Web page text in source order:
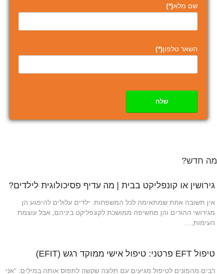
שם מלא(*)
השאר טלפון(*)
שלח
מה חדש?
גירושין או קונפליקט בבית | מה עדיף פסיכולוגית לילדים?
אין תשובה אחת שמתאימה לכל המשפחות. ילדים עלולים להיפגע הן
מגירושי ההורים והן מחשיפה ממושכת לקונפליקט ביניהם, אבל עוצמת
העימות,…
טיפול EFT פרטני: טיפול אישי ממוקד רגש (EFIT)
רבים מהפונים לטיפול מגיעים עם תלונה שקשה לתפוס אותה במילים: "אני